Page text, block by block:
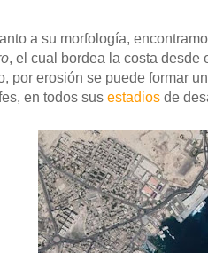
a su morfología,
, el cual bordea la costa desde
por erosión se puede formar
en todos sus estadios de